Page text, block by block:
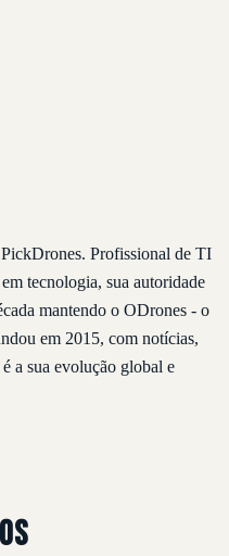
Profissional de TI
tecnologia, sua autoridade
mantendo o ODrones - o
em 2015, com notícias,
a sua evolução global e